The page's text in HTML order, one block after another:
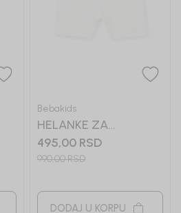
Bebakids
HELANKE ZA
DEVOJČICE DIXI
495,00 RSD
990,00RSD
DODAJ U KORPU